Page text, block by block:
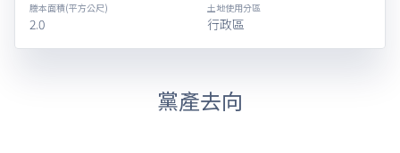
謄本面積(平方公尺)
2.0
土地使用分區
行政區
黨產去向